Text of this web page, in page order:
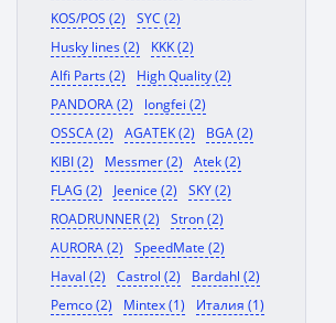
KOS/POS (2)
SYC (2)
Husky lines (2)
KKK (2)
Alfi Parts (2)
High Quality (2)
PANDORA (2)
longfei (2)
OSSCA (2)
AGATEK (2)
BGA (2)
KIBI (2)
Messmer (2)
Atek (2)
FLAG (2)
Jeenice (2)
SKY (2)
ROADRUNNER (2)
Stron (2)
AURORA (2)
SpeedMate (2)
Haval (2)
Castrol (2)
Bardahl (2)
Pemco (2)
Mintex (1)
Италия (1)